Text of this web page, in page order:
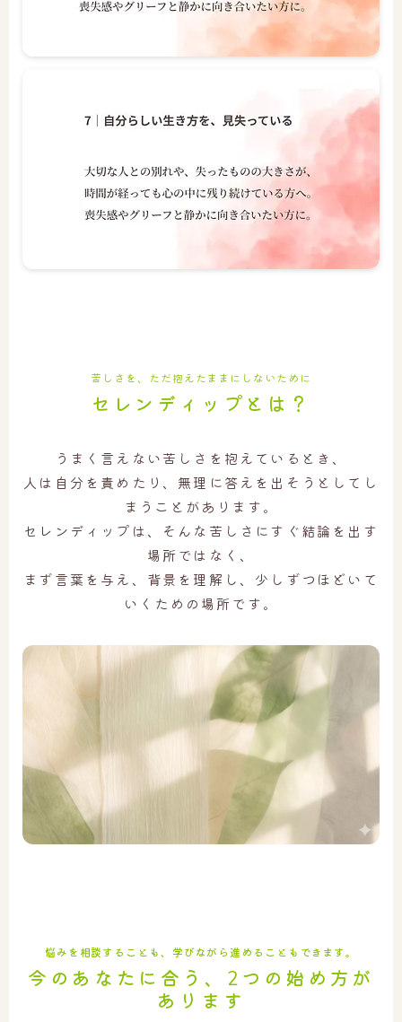
苦しさを、ただ抱えたままにしないために
セレンディップとは？
うまく言えない苦しさを抱えているとき、
人は自分を責めたり、無理に答えを出そうとしてし
まうことがあります。
セレンディップは、そんな苦しさにすぐ結論を出す
場所ではなく、
まず言葉を与え、背景を理解し、少しずつほどいて
いくための場所です。
悩みを相談することも、学びながら進めることもできます。
今のあなたに合う、2つの始め方が
あります